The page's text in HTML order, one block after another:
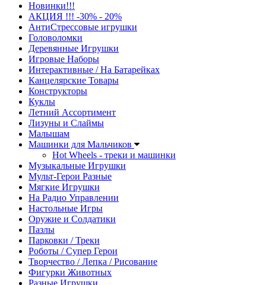
Новинки!!!
АКЦИЯ !!! -30% - 20%
АнтиСтрессовые игрушки
Головоломки
Деревянные Игрушки
Игровые Наборы
Интерактивные / На Батарейках
Канцелярские Товары
Конструкторы
Куклы
Летний Ассортимент
Лизуны и Слаймы
Малышам
Машинки для Мальчиков
Hot Wheels - треки и машинки
Музыкальные Игрушки
Мульт-Герои Разные
Мягкие Игрушки
На Радио Управлении
Настольные Игры
Оружие и Солдатики
Пазлы
Парковки / Треки
Роботы / Супер Герои
Творчество / Лепка / Рисование
Фигурки Животных
Разные Игрушки